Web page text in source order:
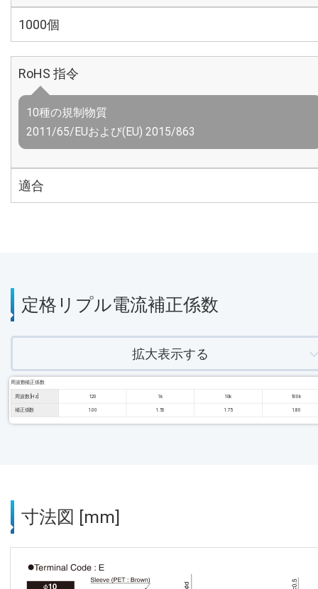
1000個
RoHS 指令
10種の規制物質
2011/65/EUおよび(EU) 2015/863
適合
定格リプル電流補正係数
拡大表示する
周波数補正係数
周波数 [Hz] 120 1k 10k 100k
補正係数 1.00 1.50 1.75 1.80
寸法図 [mm]